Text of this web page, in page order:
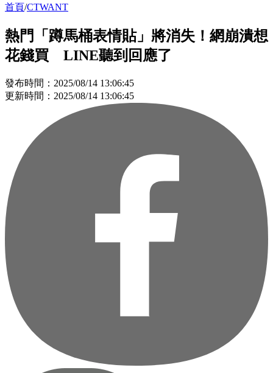
首頁/CTWANT
熱門「蹲馬桶表情貼」將消失！網崩潰想
花錢買 LINE聽到回應了
發布時間：2025/08/14 13:06:45
更新時間：2025/08/14 13:06:45